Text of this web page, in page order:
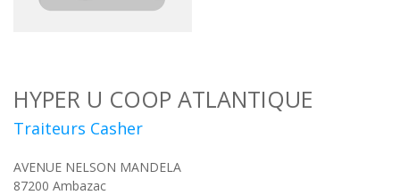
HYPER U COOP ATLANTIQUE
Traiteurs Casher
AVENUE NELSON MANDELA
87200 Ambazac